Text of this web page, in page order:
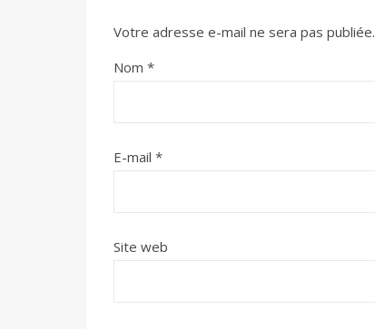
Votre adresse e-mail ne sera pas publiée.
Nom *
E-mail *
Site web